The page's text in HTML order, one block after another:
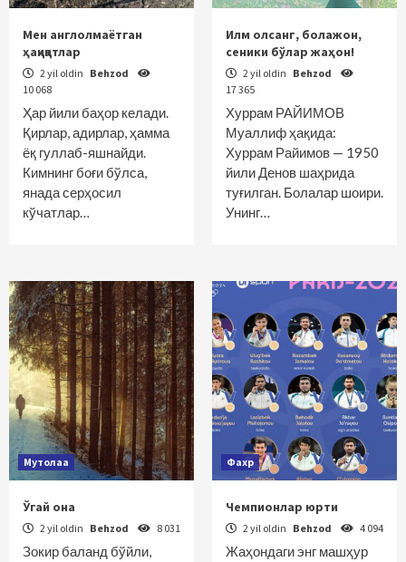
Мен англолмаётган
ҳақиқатлар
2 yil oldin Behzod
10 068
Ҳар йили баҳор келади.
Қирлар, адирлар, ҳамма
ёқ гуллаб-яшнайди.
Кимнинг боғи бўлса,
янада серҳосил
кўчатлар…
Илм олсанг, болажон,
сеники бўлар жаҳон!
2 yil oldin Behzod
17 365
Хуррам РАЙИМОВ
Муаллиф ҳақида:
Хуррам Райимов — 1950
йили Денов шаҳрида
туғилган. Болалар шоири.
Унинг…
Мутолаа
Ўгай она
2 yil oldin Behzod 8 031
Зокир баланд бўйли,
Фахр
Чемпионлар юрти
2 yil oldin Behzod 4 094
Жаҳондаги энг машҳур